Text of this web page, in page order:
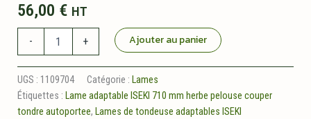
56,00 € HT
-
gauche
710mm
adaptable
+ Ajouter au panier
UGS : 1109704 Catégorie : Lames
Étiquettes : Lame adaptable ISEKI 710 mm herbe pelouse couper
tondre autoportee, Lames de tondeuse adaptables ISEKI